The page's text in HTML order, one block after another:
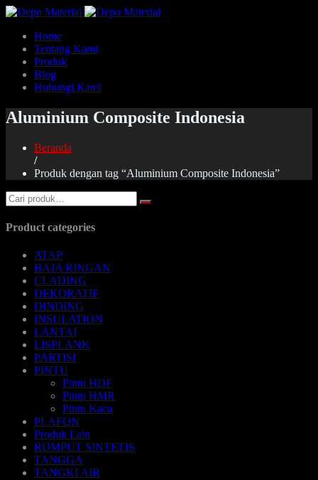
Home
Tentang Kami
Produk
Blog
Hubungi Kami
Aluminium Composite Indonesia
Beranda
/
Produk dengan tag “Aluminium Composite Indonesia”
Product categories
ATAP
BAJA RINGAN
CLADING
DEKORATIF
DINDING
INSULATION
LANTAI
LISPLANK
PARTISI
PINTU
Pintu HDF
Pintu HMR
Pintu Kaca
PLAFON
Produk Lain
RUMPUT SINTETIS
TANGGA
TANGKI AIR